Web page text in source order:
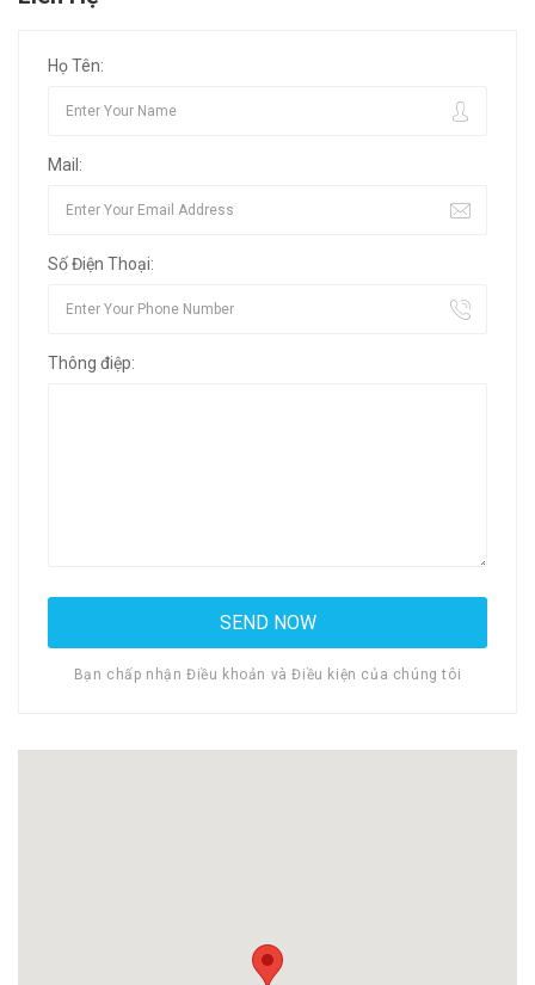
Họ Tên:
Mail:
Số Điện Thoại:
Thông điệp:
Bạn chấp nhận Điều khoản và Điều kiện của chúng tôi